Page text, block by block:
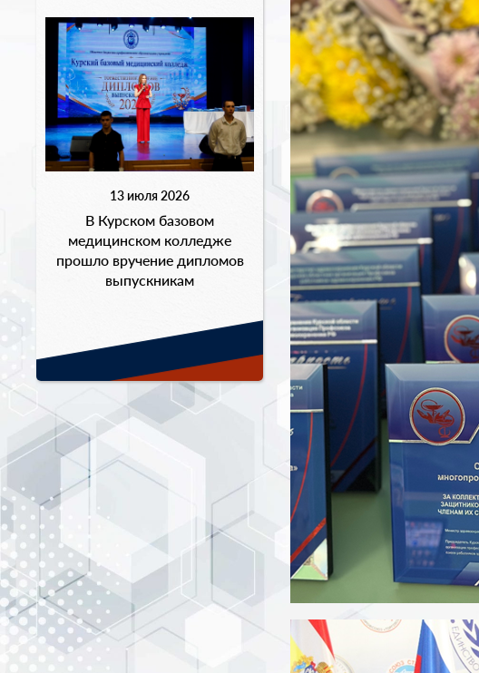
13 июля 2026
В Курском базовом
медицинском колледже
прошло вручение дипломов
выпускникам